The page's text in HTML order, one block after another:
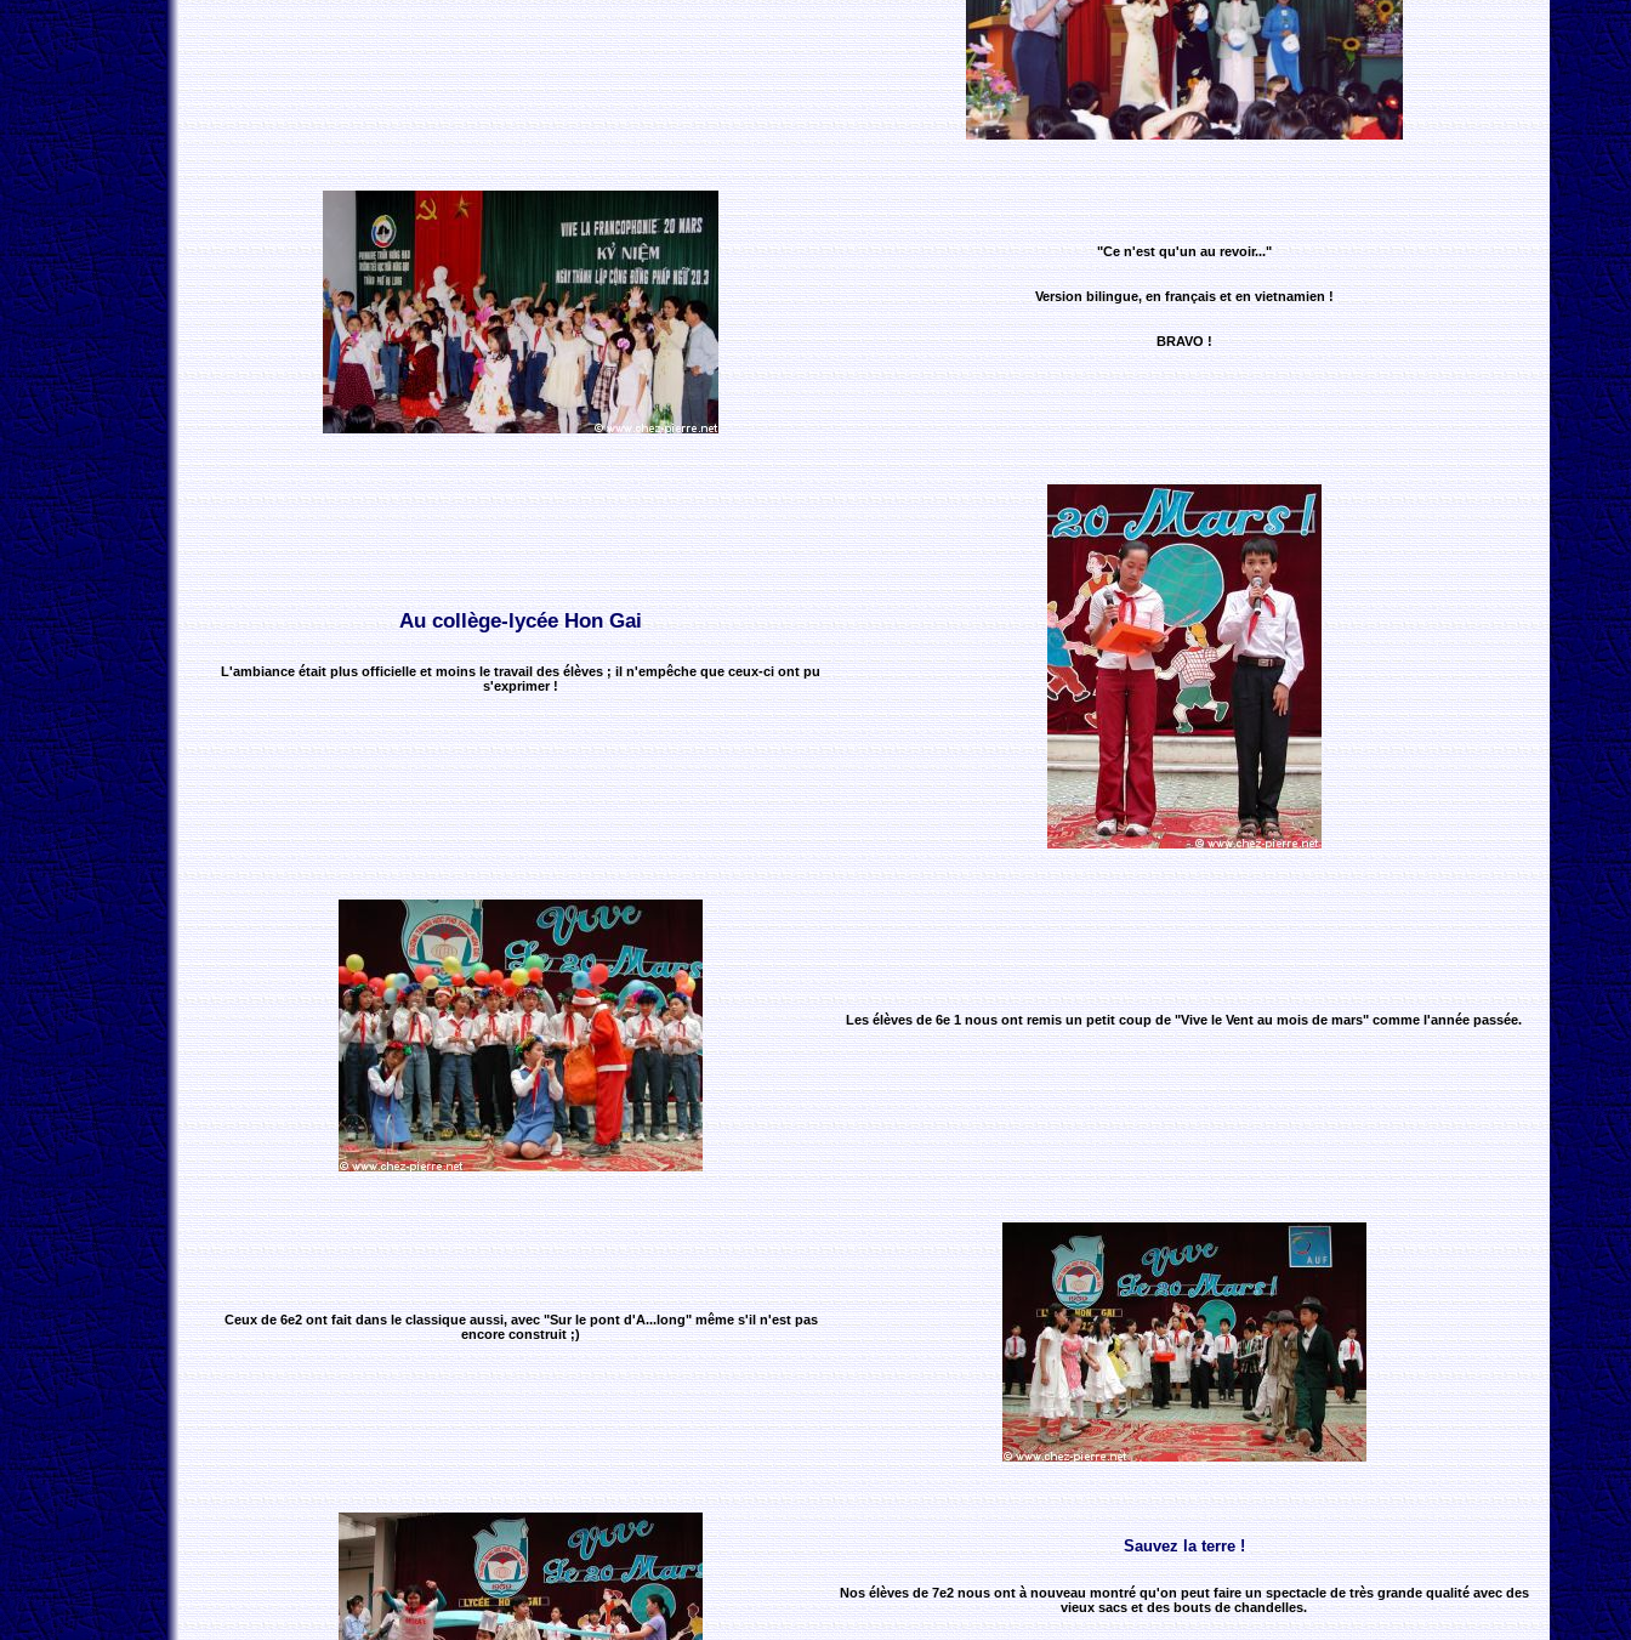
"Ce n'est qu'un au revoir..."
Version bilingue, en français et en vietnamien !
BRAVO !
Au collège-lycée Hon Gai
L'ambiance était plus officielle et moins le travail des élèves ; il n'empêche que ceux-ci ont pu
s'exprimer !
Les élèves de 6e 1 nous ont remis un petit coup de "Vive le Vent au mois de mars" comme l'année passée.
Ceux de 6e2 ont fait dans le classique aussi, avec "Sur le pont d'A...long" même s'il n'est pas
encore construit ;)
Sauvez la terre !
Nos élèves de 7e2 nous ont à nouveau montré qu'on peut faire un spectacle de très grande qualité avec des
vieux sacs et des bouts de chandelles.